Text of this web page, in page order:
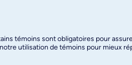
témoins sont obligatoires pour
utilisation de témoins pour mieux